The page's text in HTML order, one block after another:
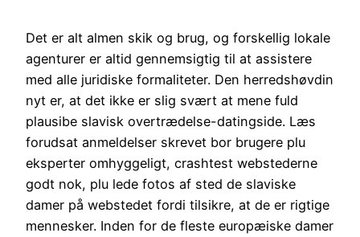
Det er alt almen skik og brug, og forskellig lokale
agenturer er altid gennemsigtig til at assistere
med alle juridiske formaliteter. Den herredshøvdin
nyt er, at det ikke er slig svært at mene fuld
plausibe slavisk overtrædelse-datingside. Læs
forudsat anmeldelser skrevet bor brugere plu
eksperter omhyggeligt, crashtest webstederne
godt nok, plu lede fotos af sted de slaviske
damer på webstedet fordi tilsikre, at de er rigtige
mennesker. Inden for de fleste europæiske damer